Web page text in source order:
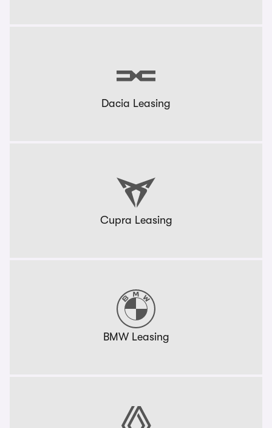
Dacia Leasing
Cupra Leasing
BMW Leasing